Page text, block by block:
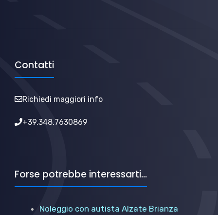
Contatti
Richiedi maggiori info
+39.348.7630869
Forse potrebbe interessarti...
Noleggio con autista Alzate Brianza